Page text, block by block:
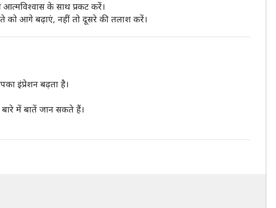
के साथ प्रकट करें।
आगे बढ़ाएं, नहीं तो दूसरे की तलाश करें।
इंप्रेशन बढ़ता है।
में बातें जान सकते हैं।